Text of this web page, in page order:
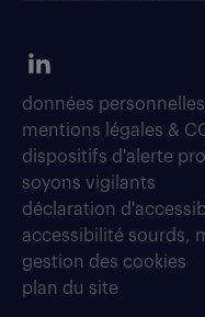
données personnelles
mentions légales &
dispositifs d'alerte
soyons vigilants
déclaration
accessibilité sourds,
gestion des cookies
plan du site